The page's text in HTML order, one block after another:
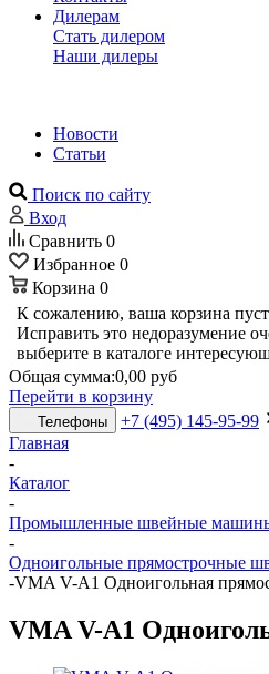
Дилерам
Стать дилером
Наши дилеры
Новости
Статьи
Поиск по сайту
Вход
Сравнить 0
Избранное 0
Корзина 0
К сожалению, ваша корзина
Исправить это недоразумение
выберите в каталоге
Общая сумма:0,00 руб
Перейти в корзину
Телефоны
+7 (495) 145-95-99
Главная
-
Каталог
-
Промышленные швейные
-
Одноигольные прямострочные
-VMA V-A1 Одноигольная
VMA V-A1